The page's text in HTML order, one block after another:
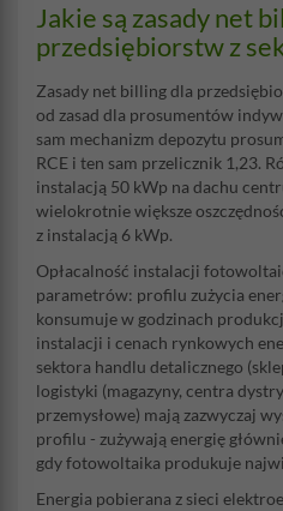
Jakie są zasady net
przedsiębiorstw z
Zasady net billing dla
od zasad dla prosumentów
sam mechanizm depozytu
RCE i ten sam przelicznik 1,23.
instalacją 50 kWp na dachu
wielokrotnie większe
z instalacją 6 kWp.
Opłacalność instalacji
parametrów: profilu zużycia
konsumuje w godzinach
instalacji i cenach rynkowych
sektora handlu detalicznego
logistyki (magazyny, centra
przemysłowe) mają zazwyczaj
profilu - zużywają energię
gdy fotowoltaika produkuje
Energia pobierana z sieci